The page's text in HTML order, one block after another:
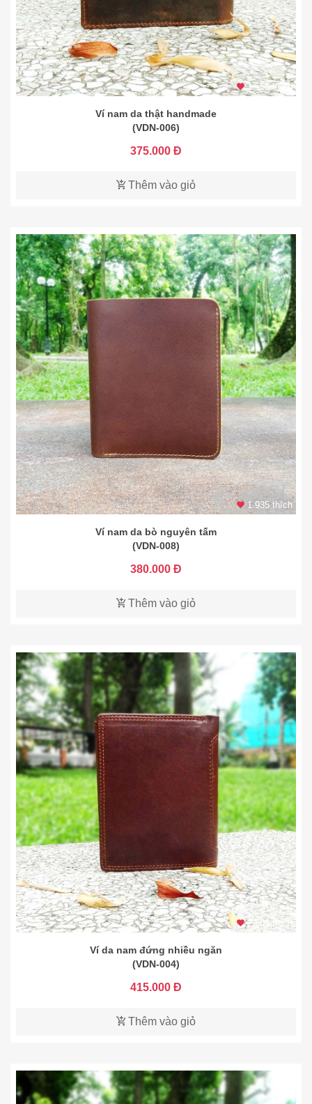
1.558 thích
Ví nam da thật handmade
(VDN-006)
375.000 Đ
Thêm vào giỏ
1.935 thích
Ví nam da bò nguyên tấm
(VDN-008)
380.000 Đ
Thêm vào giỏ
2.500 thích
Ví da nam đứng nhiều ngăn
(VDN-004)
415.000 Đ
Thêm vào giỏ